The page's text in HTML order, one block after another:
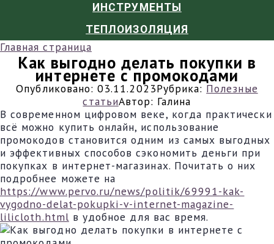
ИНСТРУМЕНТЫ
ТЕПЛОИЗОЛЯЦИЯ
Главная страница
Как выгодно делать покупки в
интернете с промокодами
Опубликовано: 03.11.2023Рубрика: Полезные
статьиАвтор: Галина
В современном цифровом веке, когда практически
всё можно купить онлайн, использование
промокодов становится одним из самых выгодных
и эффективных способов сэкономить деньги при
покупках в интернет-магазинах. Почитать о них
подробнее можете на
https://www.pervo.ru/news/politik/69991-kak-
vygodno-delat-pokupki-v-internet-magazine-
lilicloth.html в удобное для вас время.